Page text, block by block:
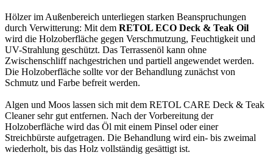
Hölzer im Außenbereich unterliegen starken Beanspruchungen
durch Verwitterung: Mit dem RETOL ECO Deck & Teak Oil
wird die Holzoberfläche gegen Verschmutzung, Feuchtigkeit und
UV-Strahlung geschützt. Das Terrassenöl kann ohne
Zwischenschliff nachgestrichen und partiell angewendet werden.
Die Holzoberfläche sollte vor der Behandlung zunächst von
Schmutz und Farbe befreit werden.
Algen und Moos lassen sich mit dem RETOL CARE Deck & Teak
Cleaner sehr gut entfernen. Nach der Vorbereitung der
Holzoberfläche wird das Öl mit einem Pinsel oder einer
Streichbürste aufgetragen. Die Behandlung wird ein- bis zweimal
wiederholt, bis das Holz vollständig gesättigt ist.